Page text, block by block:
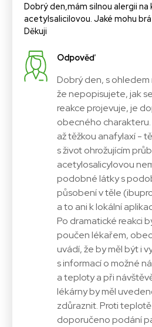
Dobrý den,mám silnou alergii na
acetylsalicilovou. Jaké mohu
Děkuji
Odpověď
Dobrý den, s ohledem
že nepopisujete, jak
reakce projevuje, je
obecného charakteru.
až těžkou anafylaxí -
s život ohrožujícím
acetylosalicylovou
podobné látky s
působení v těle
a to ani k lokální
Po dramatické reakci
poučen lékařem,
uvádí, že by měl být i
s informací o možné
a teploty a při
lékárny by měl
zdůraznit. Proti
doporučeno podání